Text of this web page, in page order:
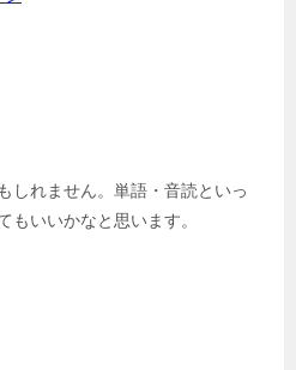
しれません。単語・音読といっ
もいいかなと思います。